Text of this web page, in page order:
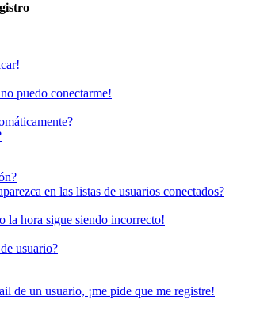
puedo conectarme!
en las listas de usuarios conectados?
la hora sigue siendo incorrecto!
usuario?
de un usuario, ¡me pide que me registre!